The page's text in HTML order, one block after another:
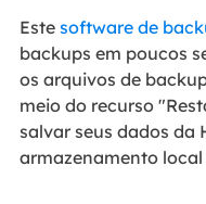
Este software de
backups em poucos
os arquivos de
meio do recurso
salvar seus dados da
armazenamento